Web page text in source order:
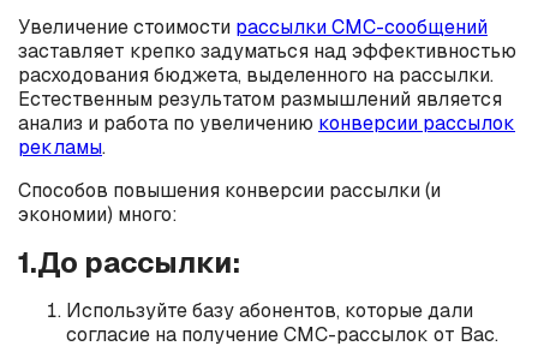
Увеличение стоимости рассылки СМС-сообщений
заставляет крепко задуматься над эффективностью
расходования бюджета, выделенного на рассылки.
Естественным результатом размышлений является
анализ и работа по увеличению конверсии рассылок
рекламы.
Способов повышения конверсии рассылки (и
экономии) много:
1.До рассылки:
Используйте базу абонентов, которые дали
согласие на получение СМС-рассылок от Вас.